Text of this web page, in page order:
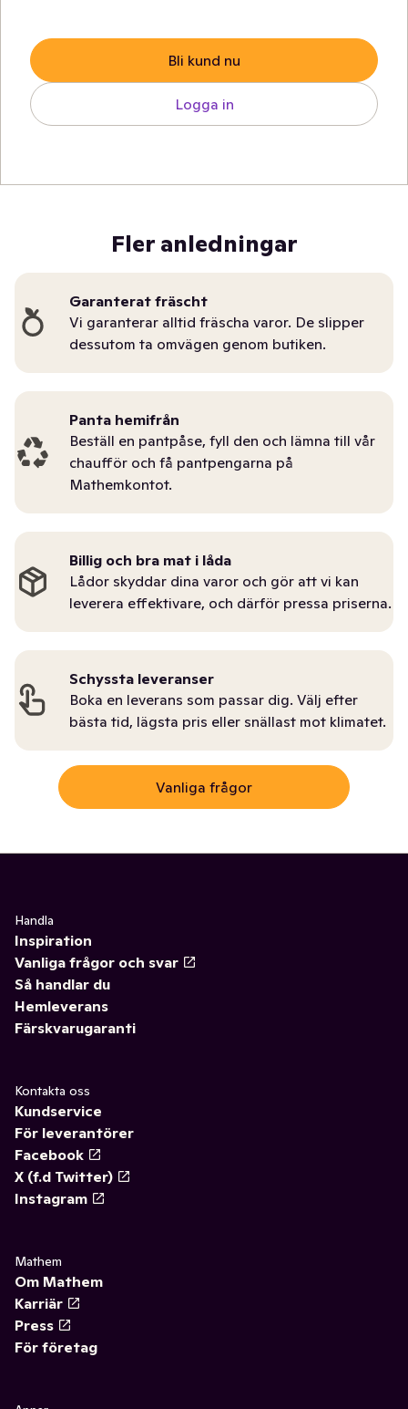
Bli kund nu
Logga in
Fler anledningar
Garanterat fräscht
Vi garanterar alltid fräscha varor. De slipper
dessutom ta omvägen genom butiken.
Panta hemifrån
Beställ en pantpåse, fyll den och lämna till vår
chaufför och få pantpengarna på
Mathemkontot.
Billig och bra mat i låda
Lådor skyddar dina varor och gör att vi kan
leverera effektivare, och därför pressa priserna.
Schyssta leveranser
Boka en leverans som passar dig. Välj efter
bästa tid, lägsta pris eller snällast mot klimatet.
Vanliga frågor
Handla
Inspiration
Vanliga frågor och svar
Så handlar du
Hemleverans
Färskvarugaranti
Kontakta oss
Kundservice
För leverantörer
Facebook
X (f.d Twitter)
Instagram
Mathem
Om Mathem
Karriär
Press
För företag